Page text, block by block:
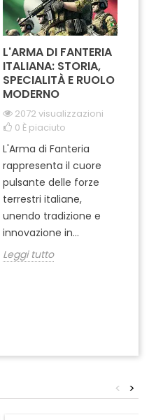
L'ARMA DI FANTERIA
ITALIANA: STORIA,
SPECIALITÀ E RUOLO
MODERNO
2072 visualizzazioni
0 È piaciuto
L'Arma di Fanteria
rappresenta il cuore
pulsante delle forze
terrestri italiane,
unendo tradizione e
innovazione in...
Leggi tutto
>
<